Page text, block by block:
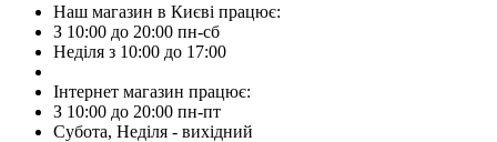
Наш магазин в Києві працює:
З 10:00 до 20:00 пн-сб
Неділя з 10:00 до 17:00
Інтернет магазин працює:
З 10:00 до 20:00 пн-пт
Субота, Неділя - вихідний